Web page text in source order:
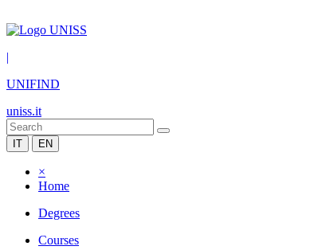
|
UNIFIND
uniss.it
IT EN
×
Home
Degrees
Courses